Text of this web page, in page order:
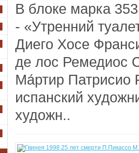
В блоке марка
- «Утренний
Диего Хосе
де лос Ремедиос
Ма́ртир Патрисио
испанский
художн..